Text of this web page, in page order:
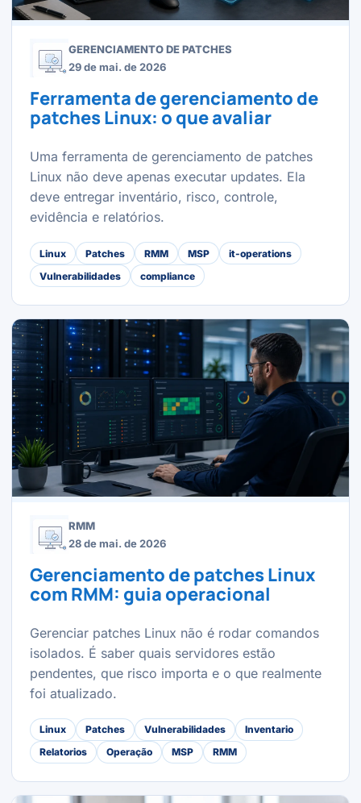
GERENCIAMENTO DE PATCHES
29 de mai. de 2026
Ferramenta de gerenciamento de
patches Linux: o que avaliar
Uma ferramenta de gerenciamento de patches
Linux não deve apenas executar updates. Ela
deve entregar inventário, risco, controle,
evidência e relatórios.
Linux Patches RMM MSP
it-operations
Vulnerabilidades
compliance
RMM
28 de mai. de 2026
Gerenciamento de patches Linux
com RMM: guia operacional
Gerenciar patches Linux não é rodar comandos
isolados. É saber quais servidores estão
pendentes, que risco importa e o que realmente
foi atualizado.
Linux Patches Vulnerabilidades
Inventario
Relatorios
Operação MSP RMM